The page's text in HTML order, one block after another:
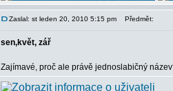
Zaslal: st leden 20, 2010 5:15 pm Předmět:
sen,květ, zář
Zajímavé, proč ale právě jednoslabičný